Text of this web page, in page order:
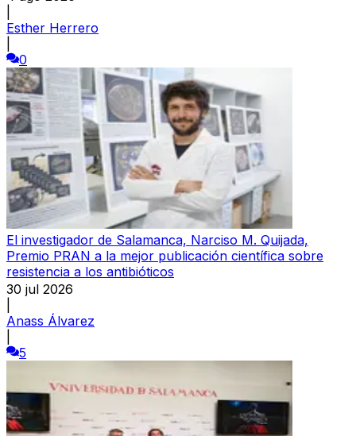
Esther Herrero
0
El investigador de Salamanca, Narciso M. Quijada,
Premio PRAN a la mejor publicación científica sobre
resistencia a los antibióticos
30 jul 2026
Anass Álvarez
5